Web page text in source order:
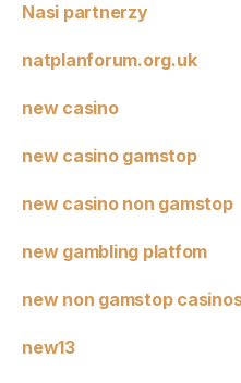
Nasi partnerzy
natplanforum.org.uk
new casino
new casino gamstop
new casino non gamstop
new gambling platfom
new non gamstop
new13